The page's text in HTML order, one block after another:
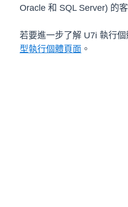
Oracle 和 SQL Server) 的客
若要進一步了解 U7i 執行
型執行個體頁面 。